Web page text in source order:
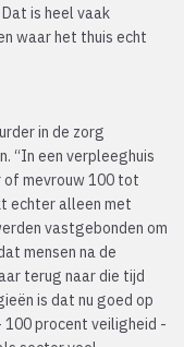
is heel vaak
waar het thuis echt
in de zorg
“In een verpleeghuis
mevrouw 100 tot
echter alleen met
vastgebonden om
mensen na de
terug naar die tijd
is dat nu goed op
100 procent veiligheid -